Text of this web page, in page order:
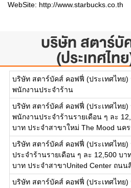
WebSite: http://www.starbucks.co.th
บริษัท สตาร์
(ประเทศไท
บริษัท สตาร์บัคส์ คอฟฟี่ (ประเทศไทย)
พนักงานประจำร้าน
บริษัท สตาร์บัคส์ คอฟฟี่ (ประเทศไทย)
พนักงานประจำร้านรายเดือน ๆ ละ
บาท ประจำสาขาใหม่ The Mood นค
บริษัท สตาร์บัคส์ คอฟฟี่ (ประเทศไทย)
ประจำร้านรายเดือน ๆ ละ 12,500 บ
บาท ประจำสาขาUnited Center ถนน
บริษัท สตาร์บัคส์ คอฟฟี่ (ประเทศไทย)